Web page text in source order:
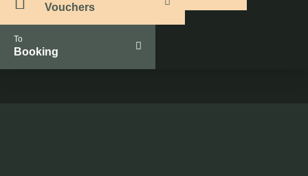
Vouchers
To
Booking